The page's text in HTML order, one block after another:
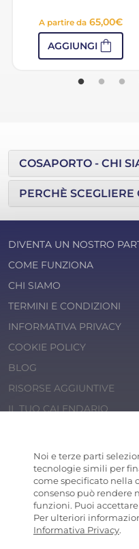
A partire da 65,00€
AGGIUNGIshopping_bag
COSAPORTO - CHI
PERCHÈ SCEGLIERE
DIVENTA UN NOSTRO
COME FUNZIONA
CHI SIAMO
TERMINI E CONDIZIONI
INFORMATIVA PRIVACY
COOKIE POLICY
BLOG
RISORSE AGGIUNTIVE
IL TUO CALENDARIO
© 2026 Cosaporto S.r.l.P.IVA
COSAPORTO ® is a registered
Noi e terze parti
tecnologie simili per
come specificato nella
consenso può rendere
funzioni. Puoi
Per ulteriori
Informativa Privacy.